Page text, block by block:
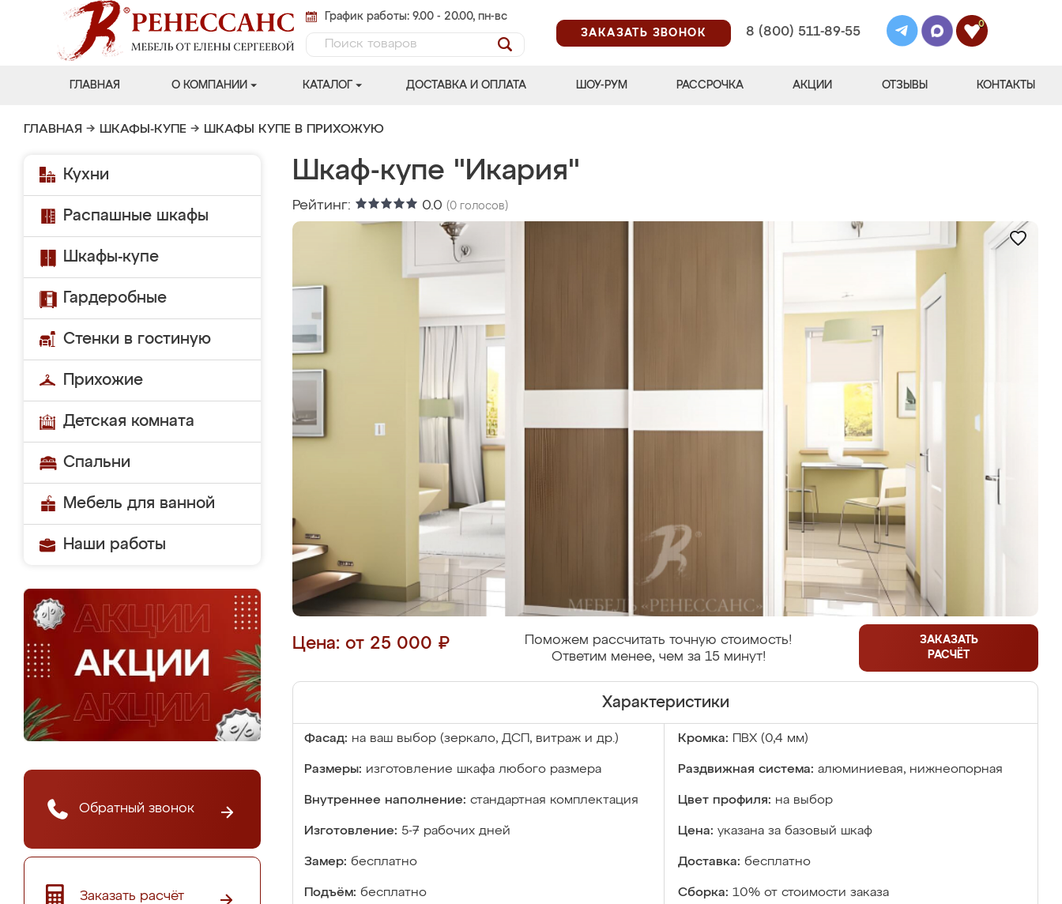
График работы: 9.00 - 20.00, пн-вс
ЗАКАЗАТЬ ЗВОНОК
8 (800) 511-89-55
0
ГЛАВНАЯ О КОМПАНИИ КАТАЛОГ ДОСТАВКА И ОПЛАТА ШОУ-РУМ РАССРОЧКА АКЦИИ ОТЗЫВЫ КОНТАКТЫ
ГЛАВНАЯ → ШКАФЫ-КУПЕ → ШКАФЫ КУПЕ В ПРИХОЖУЮ
Кухни
Распашные шкафы
Шкафы-купе
Гардеробные
Стенки в гостиную
Прихожие
Детская комната
Спальни
Мебель для ванной
Наши работы
Обратный звонок
Заказать расчёт
Шкаф-купе "Икария"
Рейтинг: 0.0 (0 голосов)
Цена: от 25 000 ₽
Поможем рассчитать точную стоимость!
Ответим менее, чем за 15 минут!
ЗАКАЗАТЬ
РАСЧЁТ
Характеристики
Фасад: на ваш выбор (зеркало, ДСП, витраж и др.) Кромка: ПВХ (0,4 мм)
Размеры: изготовление шкафа любого размера Раздвижная система: алюминиевая, нижнеопорная
Внутреннее наполнение: стандартная комплектация Цвет профиля: на выбор
Изготовление: 5-7 рабочих дней Цена: указана за базовый шкаф
Замер: бесплатно Доставка: бесплатно
Подъём: бесплатно Сборка: 10% от стоимости заказа